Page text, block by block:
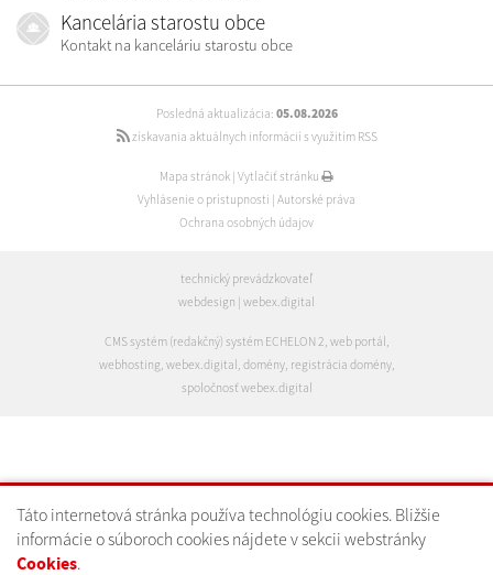
Táto internetová stránka používa technológiu cookies. Bližšie
informácie o súboroch cookies nájdete v sekcii webstránky
Cookies.
Kancelária starostu obce
Kontakt na kanceláriu starostu obce
Posledná aktualizácia: 05.08.2026
získavania aktuálnych informácií s využitím RSS
Mapa stránok | Vytlačiť stránku
Vyhlásenie o prístupnosti | Autorské práva
Ochrana osobných údajov
technický prevádzkovateľ
webdesign | webex.digital
CMS systém (redakčný) systém ECHELON 2 web portál
webhosting webex.digital domény, registrácia domény,
spoločnosť webex.digital